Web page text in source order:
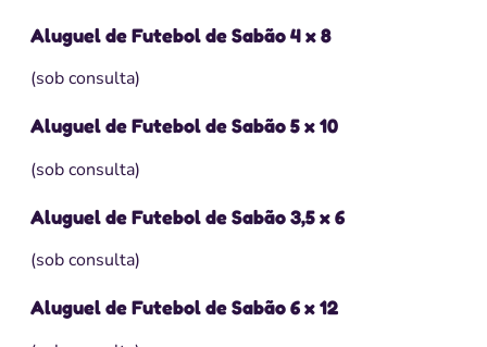
Aluguel de Futebol de Sabão 4 x 8
(sob consulta)
Aluguel de Futebol de Sabão 5 x 10
(sob consulta)
Aluguel de Futebol de Sabão 3,5 x 6
(sob consulta)
Aluguel de Futebol de Sabão 6 x 12